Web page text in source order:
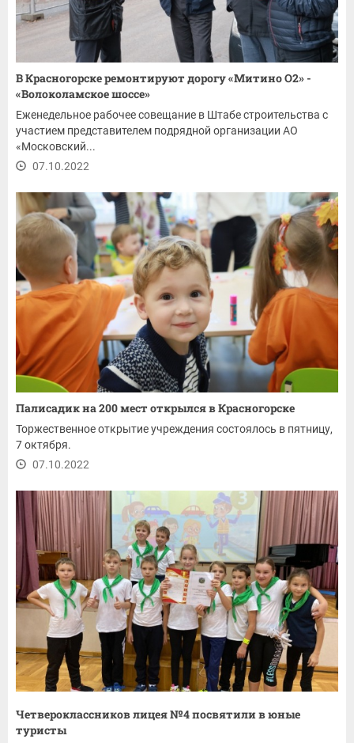
В Красногорске ремонтируют дорогу «Митино О2» -
«Волоколамское шоссе»
Еженедельное рабочее совещание в Штабе строительства с
участием представителем подрядной организации АО
«Московский...
07.10.2022
Палисадик на 200 мест открылся в Красногорске
Торжественное открытие учреждения состоялось в пятницу,
7 октября.
07.10.2022
Четвероклассников лицея №4 посвятили в юные
туристы